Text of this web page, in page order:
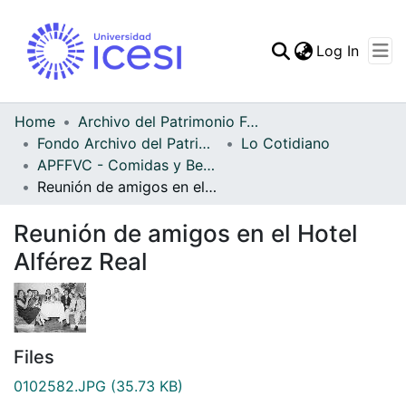
Statistics
Log In
Home
Archivo del Patrimonio Fotográfico y Fílmico del Valle del Cauca
Fondo Archivo del Patrimonio Fotográfico y Fílmico del Valle del Cauca
Lo Cotidiano
APFFVC - Comidas y Bebidas - Patrimonial
Reunión de amigos en el Hotel Alférez Real
Reunión de amigos en el Hotel
Alférez Real
Files
0102582.JPG (35.73 KB)